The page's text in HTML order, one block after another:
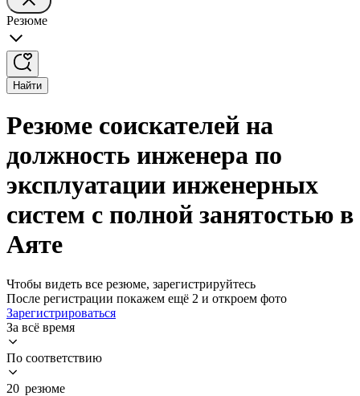
Резюме
Найти
Резюме соискателей на
должность инженера по
эксплуатации инженерных
систем с полной занятостью в
Аяте
Чтобы видеть все резюме, зарегистрируйтесь
После регистрации покажем ещё 2 и откроем фото
Зарегистрироваться
За всё время
По соответствию
20 резюме